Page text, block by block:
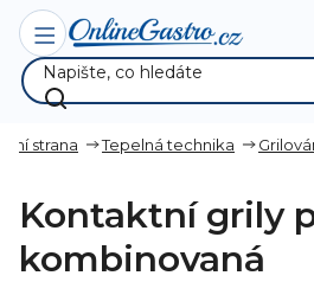
Přejít
obsah
strana Tepelná technika
Kontaktní grily
kombinovaná